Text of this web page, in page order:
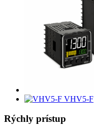
VHV5-F
Rýchly prístup